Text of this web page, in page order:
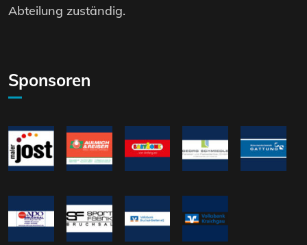
Abteilung zuständig.
Sponsoren